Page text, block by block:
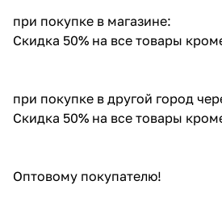
при покупке в магазине:
Скидка 50% на все товары
при покупке в другой город
Скидка 50% на все товары
Оптовому покупателю!